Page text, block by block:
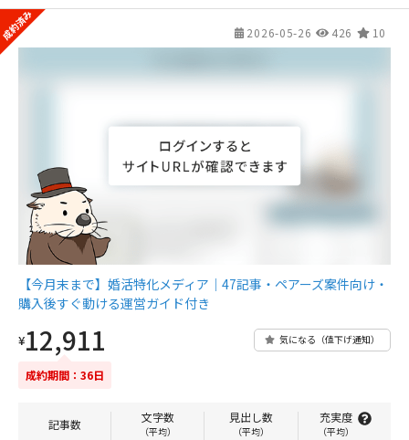
2026-05-26 426 10
【今月末まで】婚活特化メディア｜47記事・ペアーズ案件向け・
購入後すぐ動ける運営ガイド付き
¥12,911 気になる（値下げ通知）
成約期間：36日
記事数 文字数
（平均）
見出し数
（平均）
充実度
（平均）